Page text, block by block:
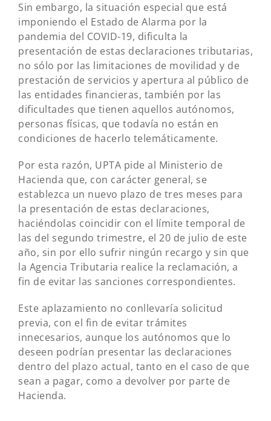
Sin embargo, la situación especial que está
imponiendo el Estado de Alarma por la
pandemia del COVID-19, dificulta la
presentación de estas declaraciones tributarias,
no sólo por las limitaciones de movilidad y de
prestación de servicios y apertura al público de
las entidades financieras, también por las
dificultades que tienen aquellos autónomos,
personas físicas, que todavía no están en
condiciones de hacerlo telemáticamente.
Por esta razón, UPTA pide al Ministerio de
Hacienda que, con carácter general, se
establezca un nuevo plazo de tres meses para
la presentación de estas declaraciones,
haciéndolas coincidir con el límite temporal de
las del segundo trimestre, el 20 de julio de este
año, sin por ello sufrir ningún recargo y sin que
la Agencia Tributaria realice la reclamación, a
fin de evitar las sanciones correspondientes.
Este aplazamiento no conllevaría solicitud
previa, con el fin de evitar trámites
innecesarios, aunque los autónomos que lo
deseen podrían presentar las declaraciones
dentro del plazo actual, tanto en el caso de que
sean a pagar, como a devolver por parte de
Hacienda.